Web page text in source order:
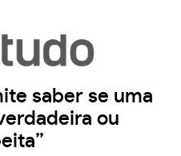
saber se uma
ou